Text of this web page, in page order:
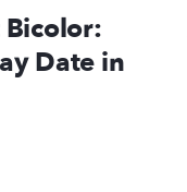
Bicolor:
Date in